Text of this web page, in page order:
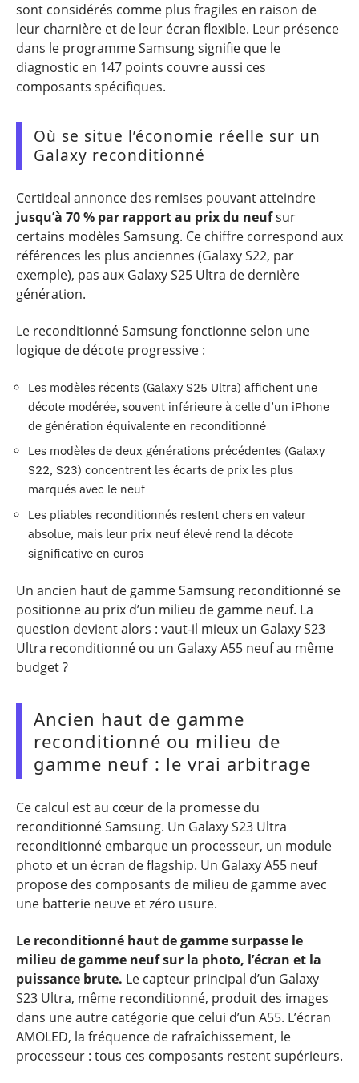
sont considérés comme plus fragiles en raison de
leur charnière et de leur écran flexible. Leur présence
dans le programme Samsung signifie que le
diagnostic en 147 points couvre aussi ces
composants spécifiques.
Où se situe l’économie réelle sur un
Galaxy reconditionné
Certideal annonce des remises pouvant atteindre
jusqu’à 70 % par rapport au prix du neufsur
certains modèles Samsung. Ce chiffre correspond aux
références les plus anciennes (Galaxy S22, par
exemple), pas aux Galaxy S25 Ultra de dernière
génération.
Le reconditionné Samsung fonctionne selon une
logique de décote progressive :
Les modèles récents (Galaxy S25 Ultra) affichent une
décote modérée, souvent inférieure à celle d’un iPhone
de génération équivalente en reconditionné
Les modèles de deux générations précédentes (Galaxy
S22, S23) concentrent les écarts de prix les plus
marqués avec le neuf
Les pliables reconditionnés restent chers en valeur
absolue, mais leur prix neuf élevé rend la décote
significative en euros
Un ancien haut de gamme Samsung reconditionné se
positionne au prix d’un milieu de gamme neuf. La
question devient alors : vaut-il mieux un Galaxy S23
Ultra reconditionné ou un Galaxy A55 neuf au même
budget ?
Ancien haut de gamme
reconditionné ou milieu de
gamme neuf : le vrai arbitrage
Ce calcul est au cœur de la promesse du
reconditionné Samsung. Un Galaxy S23 Ultra
reconditionné embarque un processeur, un module
photo et un écran de flagship. Un Galaxy A55 neuf
propose des composants de milieu de gamme avec
une batterie neuve et zéro usure.
Le reconditionné haut de gamme surpasse le
milieu de gamme neuf sur la photo, l’écran et la
puissance brute. Le capteur principal d’un Galaxy
S23 Ultra, même reconditionné, produit des images
dans une autre catégorie que celui d’un A55. L’écran
AMOLED, la fréquence de rafraîchissement, le
processeur : tous ces composants restent supérieurs.